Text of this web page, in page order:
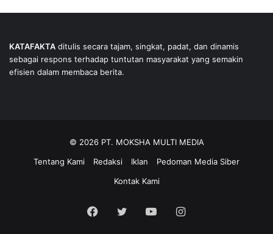
KATAFAKTA ditulis secara tajam, singkat, padat, dan dinamis
sebagai respons terhadap tuntutan masyarakat yang semakin
efisien dalam membaca berita.
© 2026 PT. MOKSHA MULTI MEDIA
Tentang Kami
Redaksi Iklan
Pedoman Media Siber
Kontak Kami
Facebook
Twitter YouTubeInstagram